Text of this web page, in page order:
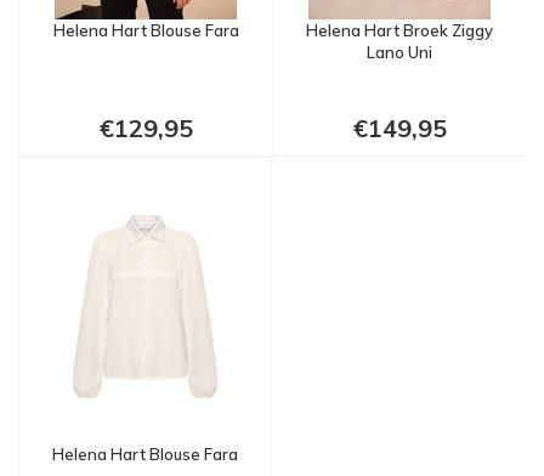
Helena Hart Blouse Fara
€129,95
Helena Hart Broek Ziggy
Lano Uni
€149,95
Helena Hart Blouse Fara